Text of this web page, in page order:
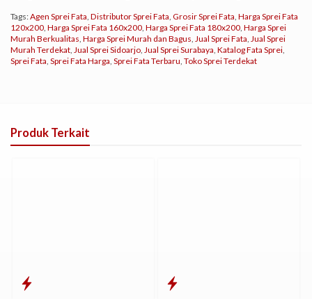
Tags:Agen Sprei Fata Distributor Sprei Fata Grosir Sprei Fata Harga Sprei Fata
120x200 Harga Sprei Fata 160x200 Harga Sprei Fata 180x200 Harga Sprei
Murah Berkualitas Harga Sprei Murah dan Bagus Jual Sprei Fata Jual Sprei
Murah Terdekat Jual Sprei Sidoarjo Jual Sprei Surabaya Katalog Fata Sprei
Sprei Fata Sprei Fata Harga Sprei Fata Terbaru Toko Sprei Terdekat
Produk Terkait